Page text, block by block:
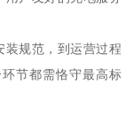
装规范，到运营过程
节都需恪守最高标